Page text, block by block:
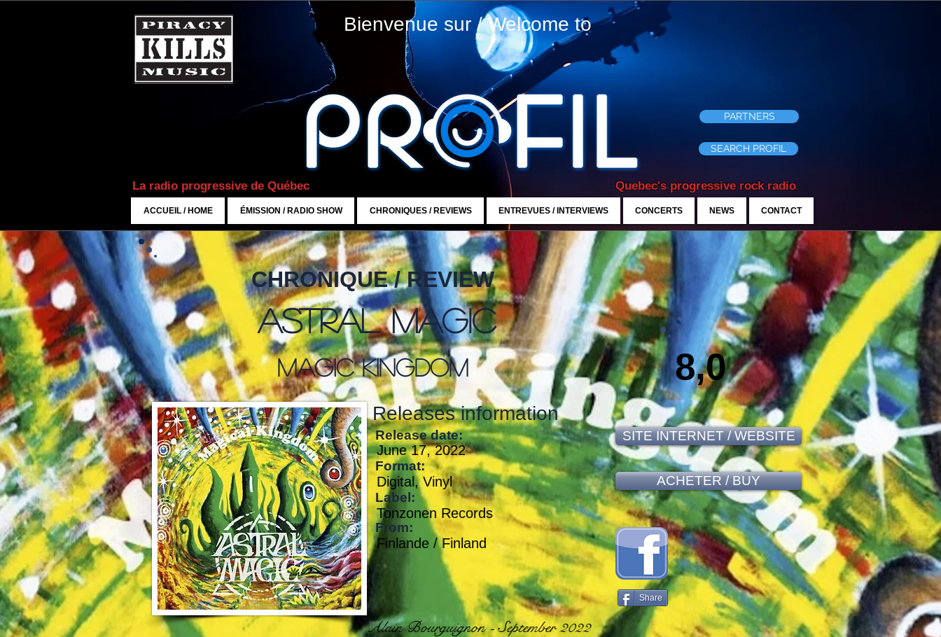
Bienvenue sur / Welcome to
Quebec's progressive rock radio
La radio progressive de Québec
SEARCH PROFIL
PARTNERS
ACCUEIL / HOME ÉMISSION / RADIO SHOW CHRONIQUES / REVIEWS ENTREVUES / INTERVIEWS CONCERTS NEWS CONTACT
CHRONIQUE / REVIEW
Astral Magic
Magic Kingdom
Releases information
Release date:
June 17, 2022
Format:
Digital, Vinyl
Label:
From:
Tonzonen Records
Finlande / Finland
Alain Bourguignon - September 2022
8,0
SITE INTERNET / WEBSITE
ACHETER / BUY
Share